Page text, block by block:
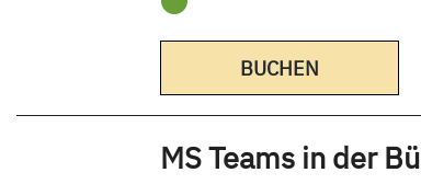
BUCHEN
MS Teams in der